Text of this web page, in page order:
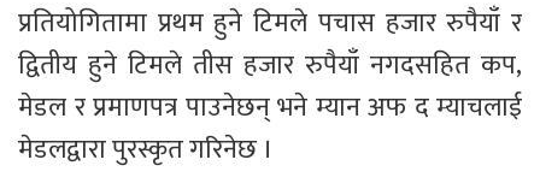
प्रतियोगितामा प्रथम हुने टिमले पचास हजार रुपैयाँ र
द्वितीय हुने टिमले तीस हजार रुपैयाँ नगदसहित कप,
मेडल र प्रमाणपत्र पाउनेछन् भने म्यान अफ द म्याचलाई
मेडलद्वारा पुरस्कृत गरिनेछ ।